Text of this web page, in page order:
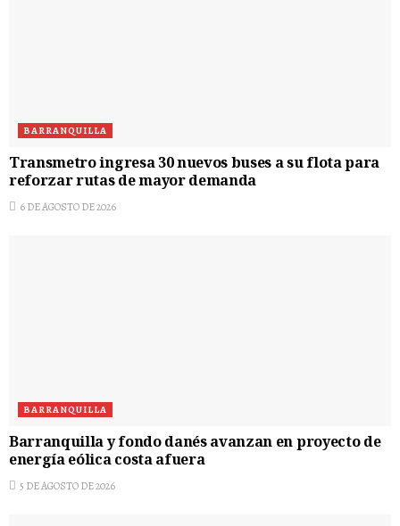
BARRANQUILLA
Transmetro ingresa 30 nuevos buses a su flota para
reforzar rutas de mayor demanda
6 DE AGOSTO DE 2026
BARRANQUILLA
Barranquilla y fondo danés avanzan en proyecto de
energía eólica costa afuera
5 DE AGOSTO DE 2026